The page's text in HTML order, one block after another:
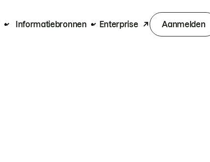
Informatiebronnen Enterprise Aanmelden